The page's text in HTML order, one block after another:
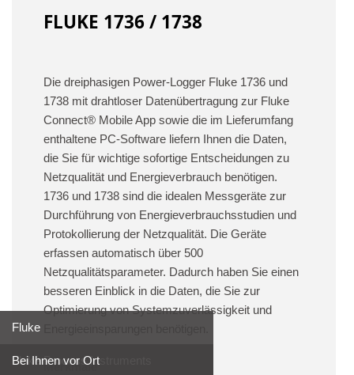
Fluke
Fluke Process Instruments
Bei Ihnen vor Ort
FLUKE 1736 / 1738
Die dreiphasigen Power-Logger Fluke 1736 und
1738 mit drahtloser Datenübertragung zur Fluke
Connect® Mobile App sowie die im Lieferumfang
enthaltene PC-Software liefern Ihnen die Daten,
die Sie für wichtige sofortige Entscheidungen zu
Netzqualität und Energieverbrauch benötigen.
1736 und 1738 sind die idealen Messgeräte zur
Durchführung von Energieverbrauchsstudien und
Protokollierung der Netzqualität. Die Geräte
erfassen automatisch über 500
Netzqualitätsparameter. Dadurch haben Sie einen
besseren Einblick in die Daten, die Sie zur
Optimierung von Systemzuverlässigkeit und
Merkmale